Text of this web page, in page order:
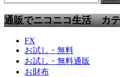
通販でニコニコ生活 カ
FX
お試し・無料
お試し・無料通販
お財布